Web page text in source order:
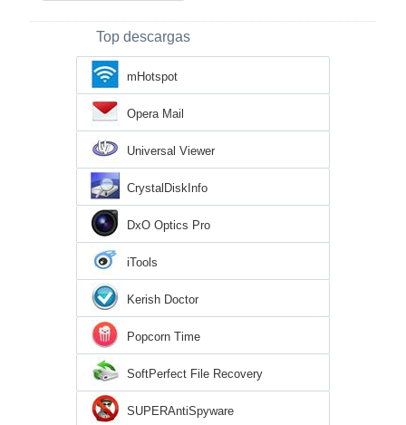
Top descargas
mHotspot
Opera Mail
Universal Viewer
CrystalDiskInfo
DxO Optics Pro
iTools
Kerish Doctor
Popcorn Time
SoftPerfect File Recovery
SUPERAntiSpyware